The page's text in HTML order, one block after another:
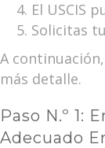
El USCIS
Solicitas
A
más detalle.
Paso N.º 1:
Adecuado